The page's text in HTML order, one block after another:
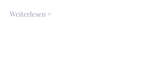
Weiterlesen >